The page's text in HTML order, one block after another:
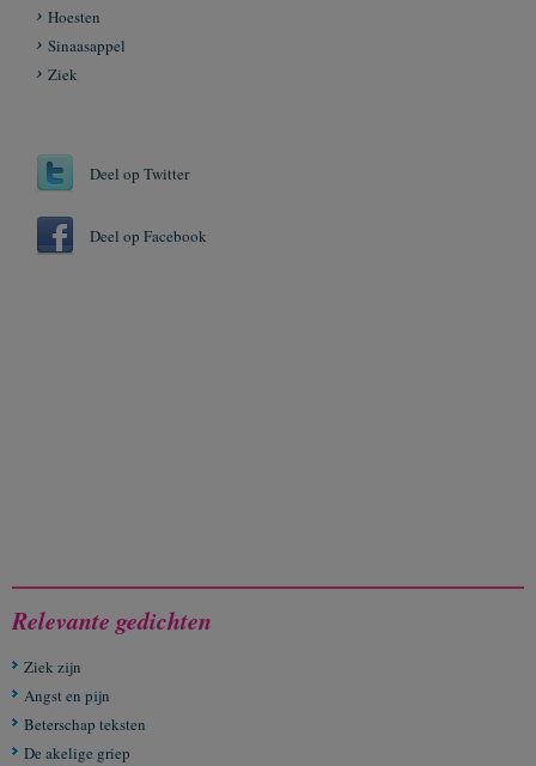
Hoesten
Sinaasappel
Ziek
Deel op Twitter
Deel op Facebook
Relevante gedichten
Ziek zijn
Angst en pijn
Beterschap teksten
De akelige griep